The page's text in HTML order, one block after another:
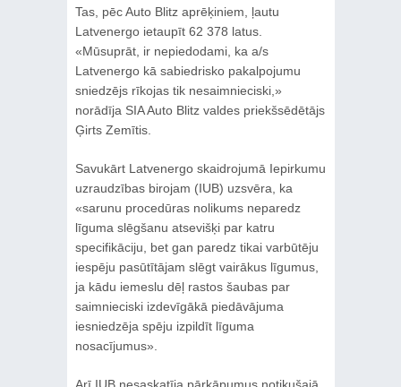
Tas, pēc Auto Blitz aprēķiniem, ļautu
Latvenergo ietaupīt 62 378 latus.
«Mūsuprāt, ir nepiedodami, ka a/s
Latvenergo kā sabiedrisko pakalpojumu
sniedzējs rīkojas tik nesaimnieciski,»
norādīja SIA Auto Blitz valdes priekšsēdētājs
Ģirts Zemītis.
Savukārt Latvenergo skaidrojumā Iepirkumu
uzraudzības birojam (IUB) uzsvēra, ka
«sarunu procedūras nolikums neparedz
līguma slēgšanu atsevišķi par katru
specifikāciju, bet gan paredz tikai varbūtēju
iespēju pasūtītājam slēgt vairākus līgumus,
ja kādu iemeslu dēļ rastos šaubas par
saimnieciski izdevīgākā piedāvājuma
iesniedzēja spēju izpildīt līguma
nosacījumus».